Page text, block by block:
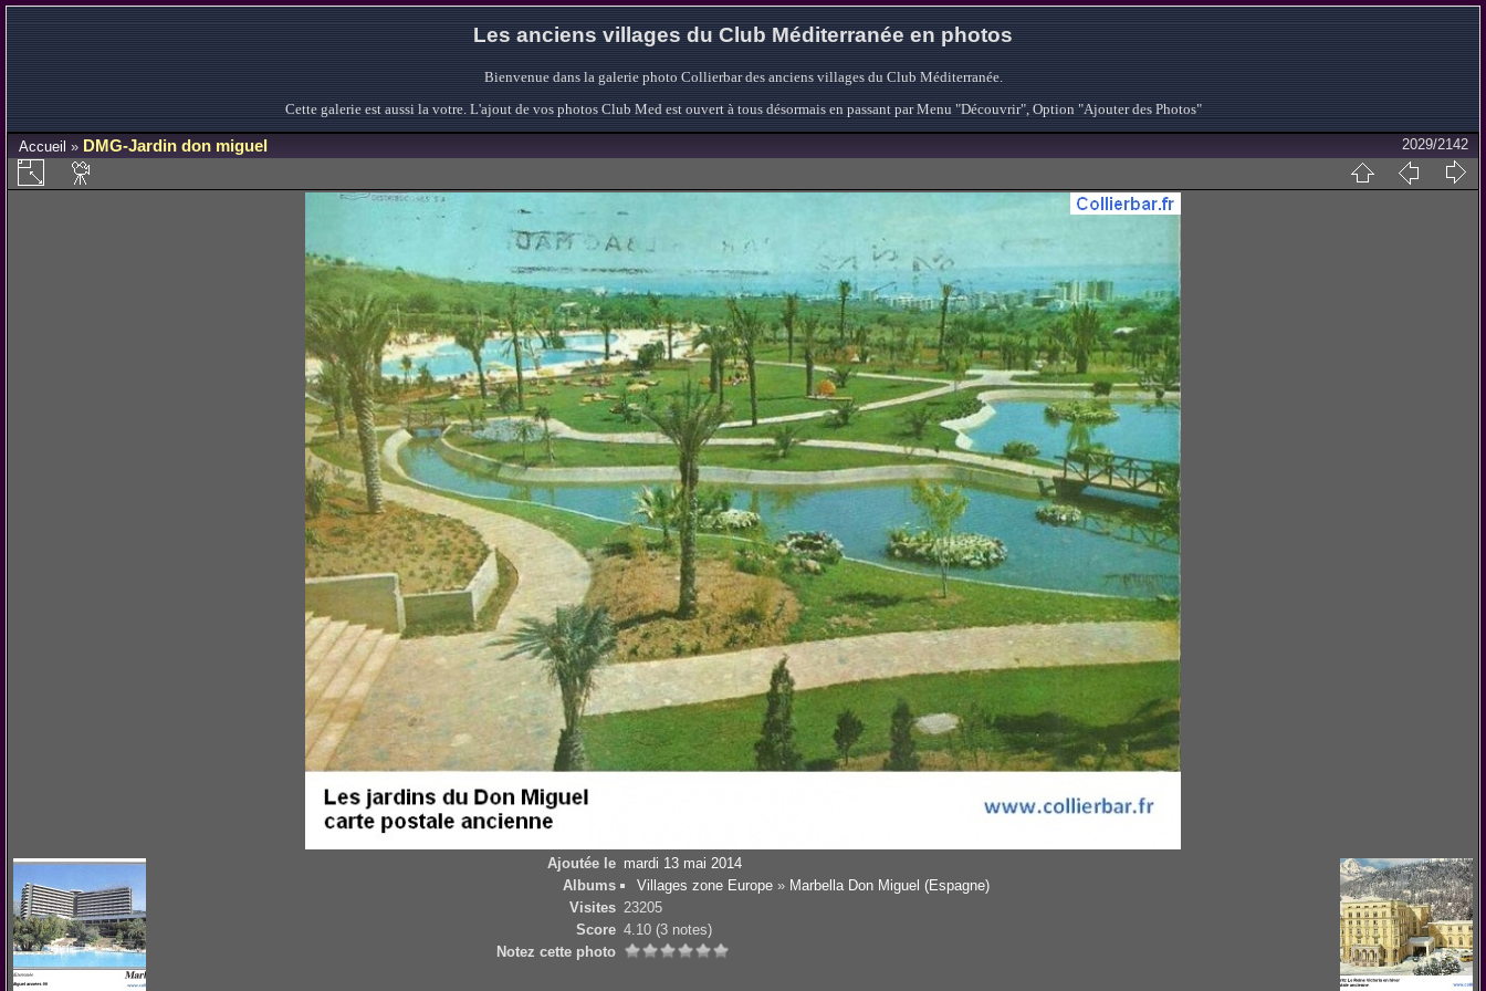
Les anciens villages du Club Méditerranée en photos
Bienvenue dans la galerie photo Collierbar des anciens villages du Club Méditerranée.
Cette galerie est aussi la votre. L'ajout de vos photos Club Med est ouvert à tous désormais en passant par Menu "Découvrir", Option "Ajouter des Photos"
Accueil » DMG-Jardin don miguel 2029/2142
Ajoutée le mardi 13 mai 2014
Albums
Villages zone Europe » Marbella Don Miguel (Espagne)
Visites 23205
Score 4.10 (3 notes)
Notez cette photo